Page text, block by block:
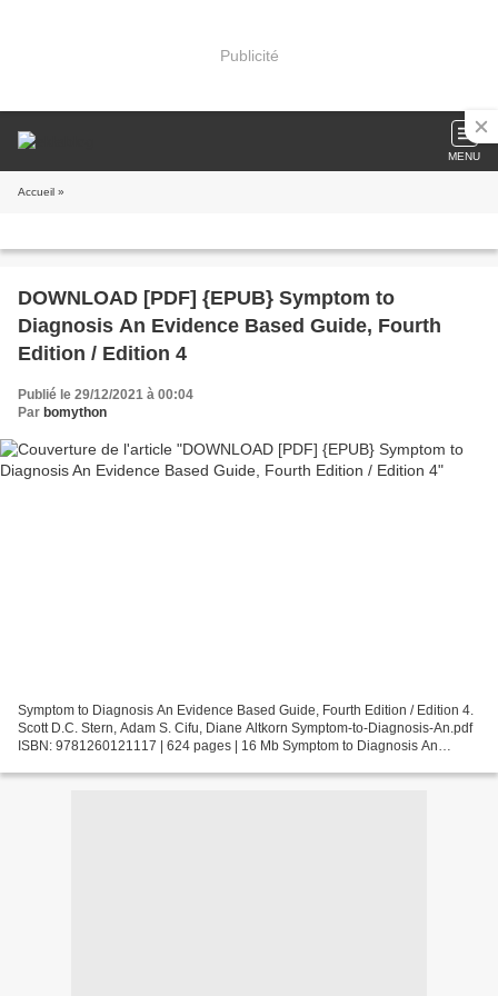
Publicité
MENU
Accueil »
DOWNLOAD [PDF] {EPUB} Symptom to
Diagnosis An Evidence Based Guide, Fourth
Edition / Edition 4
Publié le 29/12/2021 à 00:04
Par bomython
Symptom to Diagnosis An Evidence Based Guide, Fourth Edition / Edition 4.
Scott D.C. Stern, Adam S. Cifu, Diane Altkorn Symptom-to-Diagnosis-An.pdf
ISBN: 9781260121117 | 624 pages | 16 Mb Symptom to Diagnosis An